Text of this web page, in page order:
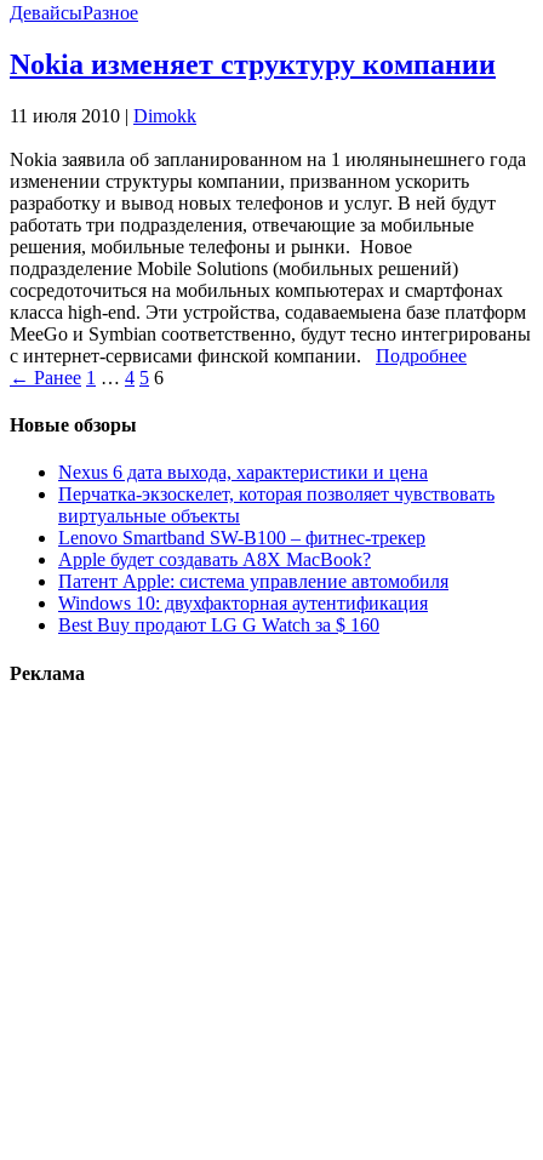
ДевайсыРазное
Nokia изменяет структуру компании
11 июля 2010 | Dimokk
Nokia заявила об запланированном на 1 июлянынешнего года
изменении структуры компании, призванном ускорить
разработку и вывод новых телефонов и услуг. В ней будут
работать три подразделения, отвечающие за мобильные
решения, мобильные телефоны и рынки. Новое
подразделение Mobile Solutions (мобильных решений)
сосредоточиться на мобильных компьютерах и смартфонах
класса high-end. Эти устройства, содаваемыена базе платформ
MeeGo и Symbian соответственно, будут тесно интегрированы
с интернет-сервисами финской компании. Подробнее
← Ранее 1 … 4 5 6
Новые обзоры
Nexus 6 дата выхода, характеристики и цена
Перчатка-экзоскелет, которая позволяет чувствовать
виртуальные объекты
Lenovo Smartband SW-B100 – фитнес-трекер
Apple будет создавать A8X MacBook?
Патент Apple: система управление автомобиля
Windows 10: двухфакторная аутентификация
Best Buy продают LG G Watch за $ 160
Реклама